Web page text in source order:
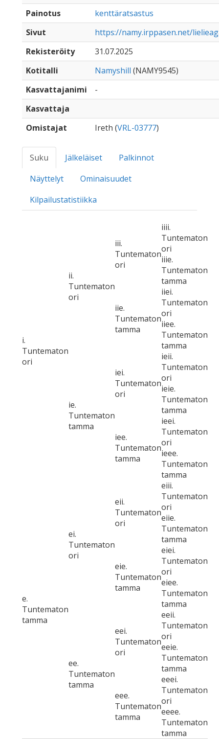
Painotus
kenttäratsastus
Sivut
https://namy.irppasen.net/
Rekisteröity
31.07.2025
Kotitalli
Namyshill (NAMY9545)
Kasvattajanimi
-
Kasvattaja
Omistajat
Ireth (VRL-03777)
Suku Jälkeläiset
Palkinnot
Näyttelyt
Ominaisuudet
Kilpailustatistiikka
i.
Tuntematon
ori
ii.
Tuntematon
ori
iii.
Tuntematon
ori
iiii.
Tuntematon
ori
iiie.
Tuntematon
tamma
iie.
Tuntematon
tamma
iiei.
Tuntematon
ori
iiee.
Tuntematon
tamma
ie.
Tuntematon
tamma
iei.
Tuntematon
ori
ieii.
Tuntematon
ori
ieie.
Tuntematon
tamma
iee.
Tuntematon
tamma
ieei.
Tuntematon
ori
ieee.
Tuntematon
tamma
e.
Tuntematon
tamma
ei.
Tuntematon
ori
eii.
Tuntematon
ori
eiii.
Tuntematon
ori
eiie.
Tuntematon
tamma
eie.
Tuntematon
tamma
eiei.
Tuntematon
ori
eiee.
Tuntematon
tamma
ee.
Tuntematon
tamma
eei.
Tuntematon
ori
eeii.
Tuntematon
ori
eeie.
Tuntematon
tamma
eee.
Tuntematon
tamma
eeei.
Tuntematon
ori
eeee.
Tuntematon
tamma